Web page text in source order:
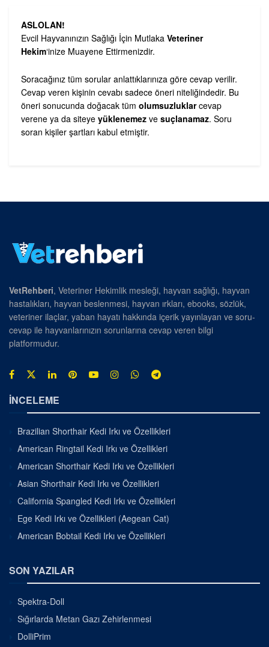
ASLOLAN!
Evcil Hayvanınızın Sağlığı İçin Mutlaka Veteriner
Hekim‘inize Muayene Ettirmenizdir.
Soracağınız tüm sorular anlattıklarınıza göre cevap verilir.
Cevap veren kişinin cevabı sadece öneri niteliğindedir. Bu
öneri sonucunda doğacak tüm olumsuzluklarcevap
verene ya da siteye yüklenemez ve suçlanamaz. Soru
soran kişiler şartları kabul etmiştir.
VetRehberi, Veteriner Hekimlik mesleği, hayvan sağlığı, hayvan
hastalıkları, hayvan beslenmesi, hayvan ırkları, ebooks, sözlük,
veteriner ilaçlar, yaban hayatı hakkında içerik yayınlayan ve soru-
cevap ile hayvanlarınızın sorunlarına cevap veren bilgi
platformudur.
İNCELEME
Brazilian Shorthair Kedi Irkı ve Özellikleri
American Ringtail Kedi Irkı ve Özellikleri
American Shorthair Kedi Irkı ve Özellikleri
Asian Shorthair Kedi Irkı ve Özellikleri
California Spangled Kedi Irkı ve Özellikleri
Ege Kedi Irkı ve Özellikleri (Aegean Cat)
American Bobtail Kedi Irkı ve Özellikleri
SON YAZILAR
Spektra-Doll
Sığırlarda Metan Gazı Zehirlenmesi
DolliPrim